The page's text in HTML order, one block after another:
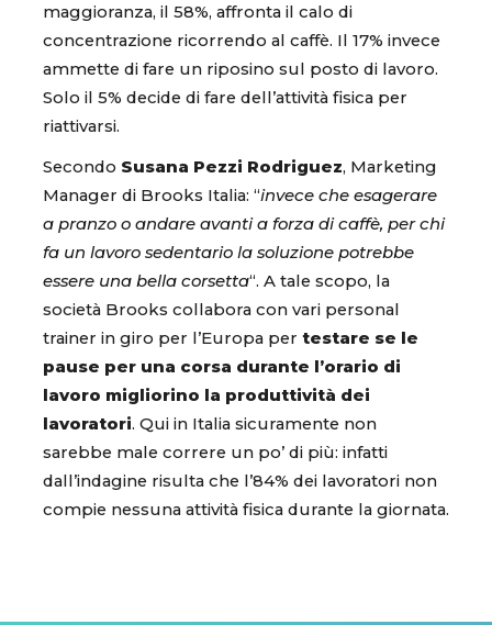
maggioranza, il 58%, affronta il calo di
concentrazione ricorrendo al caffè. Il 17% invece
ammette di fare un riposino sul posto di lavoro.
Solo il 5% decide di fare dell’attività fisica per
riattivarsi.
Secondo Susana Pezzi Rodriguez, Marketing
Manager di Brooks Italia: “invece che esagerare
a pranzo o andare avanti a forza di caffè, per chi
fa un lavoro sedentario la soluzione potrebbe
essere una bella corsetta“. A tale scopo, la
società Brooks collabora con vari personal
trainer in giro per l’Europa per testare se le
pause per una corsa durante l’orario di
lavoro migliorino la produttività dei
lavoratori. Qui in Italia sicuramente non
sarebbe male correre un po’ di più: infatti
dall’indagine risulta che l’84% dei lavoratori non
compie nessuna attività fisica durante la giornata.